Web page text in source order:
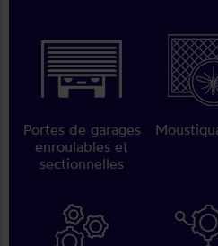
Portes de garages
enroulables et
sectionnelles